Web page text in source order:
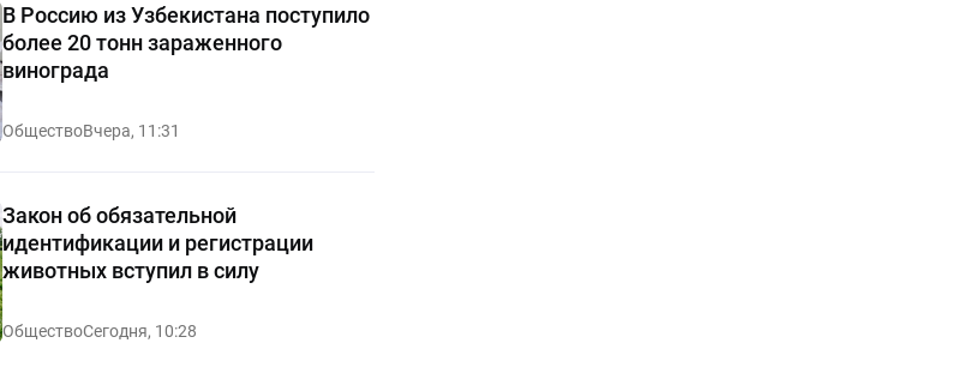
В Россию из Узбекистана поступило
более 20 тонн зараженного
винограда
ОбществоВчера, 11:31
Закон об обязательной
идентификации и регистрации
животных вступил в силу
ОбществоСегодня, 10:28